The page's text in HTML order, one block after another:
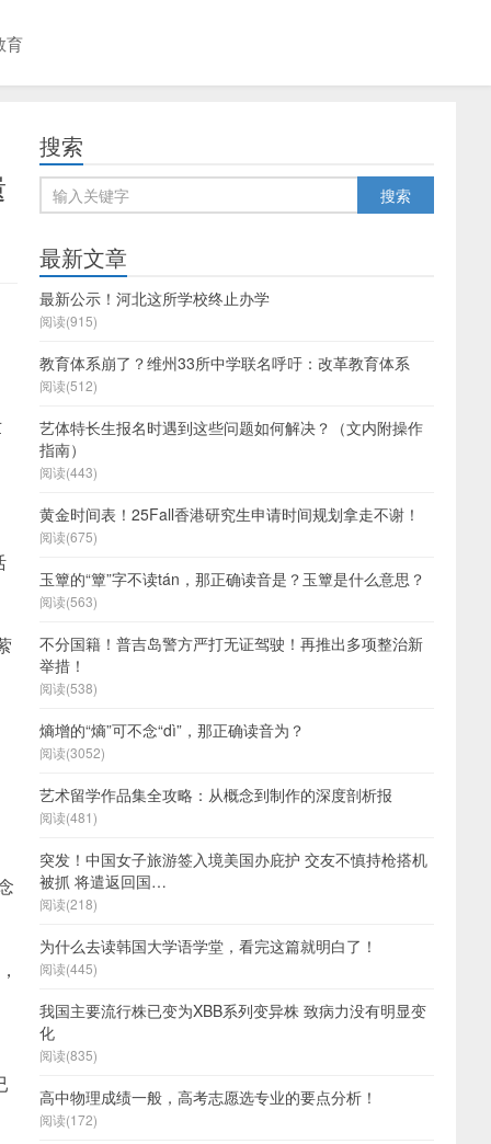
育
搜索
最新文章
最新公示！河北这所学校终止办学
阅读(915)
教育体系崩了？维州33所中学联名呼吁：改革教育体系
阅读(512)
艺体特长生报名时遇到这些问题如何解决？（文内附操作
指南）
阅读(443)
黄金时间表！25Fall香港研究生申请时间规划拿走不谢！
阅读(675)
玉簟的“簟”字不读tán，那正确读音是？玉簟是什么意思？
阅读(563)
不分国籍！普吉岛警方严打无证驾驶！再推出多项整治新
举措！
阅读(538)
熵增的“熵”可不念“dì”，那正确读音为？
阅读(3052)
艺术留学作品集全攻略：从概念到制作的深度剖析报
阅读(481)
突发！中国女子旅游签入境美国办庇护 交友不慎持枪搭机
被抓 将遣返回国…
阅读(218)
为什么去读韩国大学语学堂，看完这篇就明白了！
阅读(445)
我国主要流行株已变为XBB系列变异株 致病力没有明显变
化
阅读(835)
高中物理成绩一般，高考志愿选专业的要点分析！
阅读(172)